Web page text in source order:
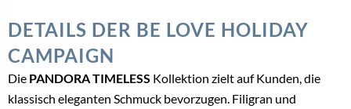
DETAILS DER BE LOVE HOLIDAY
CAMPAIGN
Die PANDORA TIMELESS Kollektion zielt auf Kunden, die
klassisch eleganten Schmuck bevorzugen. Filigran und